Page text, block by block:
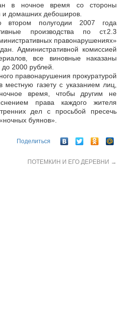
в ночное время со стороны
и домашних дебоширов.
втором полугодии 2007 года
производства по ст.2.3
правонарушениях»
Административной комиссией
все виновные наказаны
2000 рублей.
правонарушения прокуратурой
газету с указанием лиц,
время, чтобы другим не
права каждого жителя
дел с просьбой пресечь
буянов».
Поделиться
ПОТЕМКИН И ЕГО ДЕРЕВНИ →